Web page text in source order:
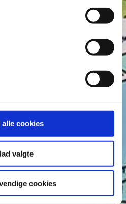
af dine personoplysninger i
vores
alle cookies
valgte
cookies
Anders And Co.
Fedtmule
And
Læselyst